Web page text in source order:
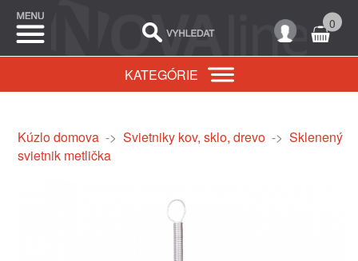
0
KATEGÓRIE
Kúzlo domova-> Svietniky kov, sklo, drevo-> Sklenený
svietnik metlička